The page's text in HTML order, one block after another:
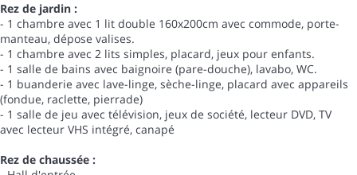
Rez de jardin :
- 1 chambre avec 1 lit double 160x200cm avec commode, porte-
manteau, dépose valises.
- 1 chambre avec 2 lits simples, placard, jeux pour enfants.
- 1 salle de bains avec baignoire (pare-douche), lavabo, WC.
- 1 buanderie avec lave-linge, sèche-linge, placard avec appareils
(fondue, raclette, pierrade)
- 1 salle de jeu avec télévision, jeux de société, lecteur DVD, TV
avec lecteur VHS intégré, canapé
Rez de chaussée :